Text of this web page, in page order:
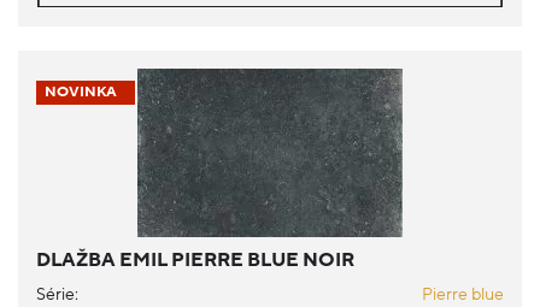
NOVINKA
DLAŽBA EMIL PIERRE BLUE NOIR
Série: Pierre blue